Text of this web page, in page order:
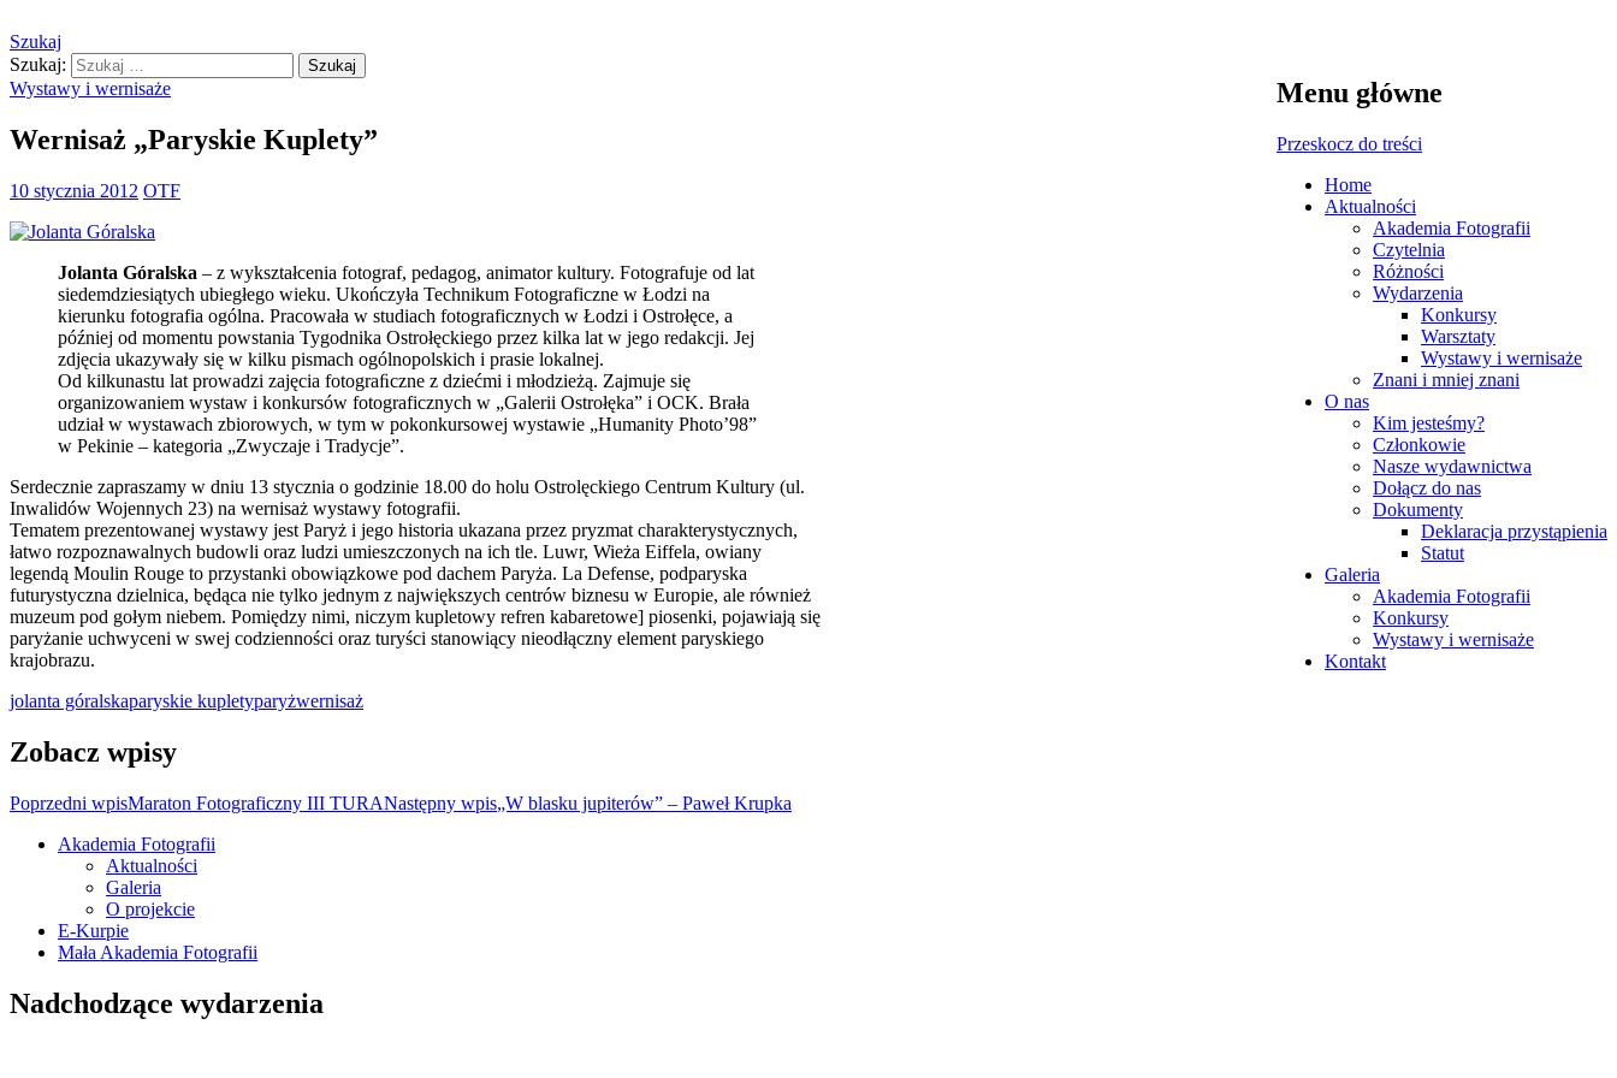
Ostrołęckie Towarzystwo Fotograficzne
Szukaj
Menu główne
Przeskocz do treści
Home
Aktualności
Akademia Fotografii
Czytelnia
Różności
Wydarzenia
Konkursy
Warsztaty
Wystawy i wernisaże
Znani i mniej znani
O nas
Kim jesteśmy?
Członkowie
Nasze wydawnictwa
Dołącz do nas
Dokumenty
Deklaracja przystąpienia
Statut
Galeria
Akademia Fotografii
Konkursy
Wystawy i wernisaże
Kontakt
Szukaj:
Wystawy i wernisaże
Wernisaż „Paryskie Kuplety”
10 stycznia 2012 OTF
Jolanta Góralska – z wykształcenia fotograf, pedagog, animator kultury. Fotografuje od lat
siedemdziesiątych ubiegłego wieku. Ukończyła Technikum Fotograficzne w Łodzi na
kierunku fotografia ogólna. Pracowała w studiach fotograficznych w Łodzi i Ostrołęce, a
później od momentu powstania Tygodnika Ostrołęckiego przez kilka lat w jego redakcji. Jej
zdjęcia ukazywały się w kilku pismach ogólnopolskich i prasie lokalnej.
Od kilkunastu lat prowadzi zajęcia fotograﬁczne z dziećmi i młodzieżą. Zajmuje się
organizowaniem wystaw i konkursów fotograficznych w „Galerii Ostrołęka” i OCK. Brała
udział w wystawach zbiorowych, w tym w pokonkursowej wystawie „Humanity Photo’98”
w Pekinie – kategoria „Zwyczaje i Tradycje”.
Serdecznie zapraszamy w dniu 13 stycznia o godzinie 18.00 do holu Ostrolęckiego Centrum Kultury (ul.
Inwalidów Wojennych 23) na wernisaż wystawy fotografii.
Tematem prezentowanej wystawy jest Paryż i jego historia ukazana przez pryzmat charakterystycznych,
łatwo rozpoznawalnych budowli oraz ludzi umieszczonych na ich tle. Luwr, Wieża Eiffela, owiany
legendą Moulin Rouge to przystanki obowiązkowe pod dachem Paryża. La Defense, podparyska
futurystyczna dzielnica, będąca nie tylko jednym z największych centrów biznesu w Europie, ale również
muzeum pod gołym niebem. Pomiędzy nimi, niczym kupletowy refren kabaretowe] piosenki, pojawiają się
paryżanie uchwyceni w swej codzienności oraz turyści stanowiący nieodłączny element paryskiego
krajobrazu.
jolanta góralskaparyskie kupletyparyżwernisaż
Zobacz wpisy
Poprzedni wpisMaraton Fotograficzny III TURANastępny wpis„W blasku jupiterów” – Paweł Krupka
Oficjalna strona internetowa Ostrołęckiego Towarzystwa Fotograficznego
Akademia Fotografii
Aktualności
Galeria
O projekcie
E-Kurpie
Mała Akademia Fotografii
Nadchodzące wydarzenia